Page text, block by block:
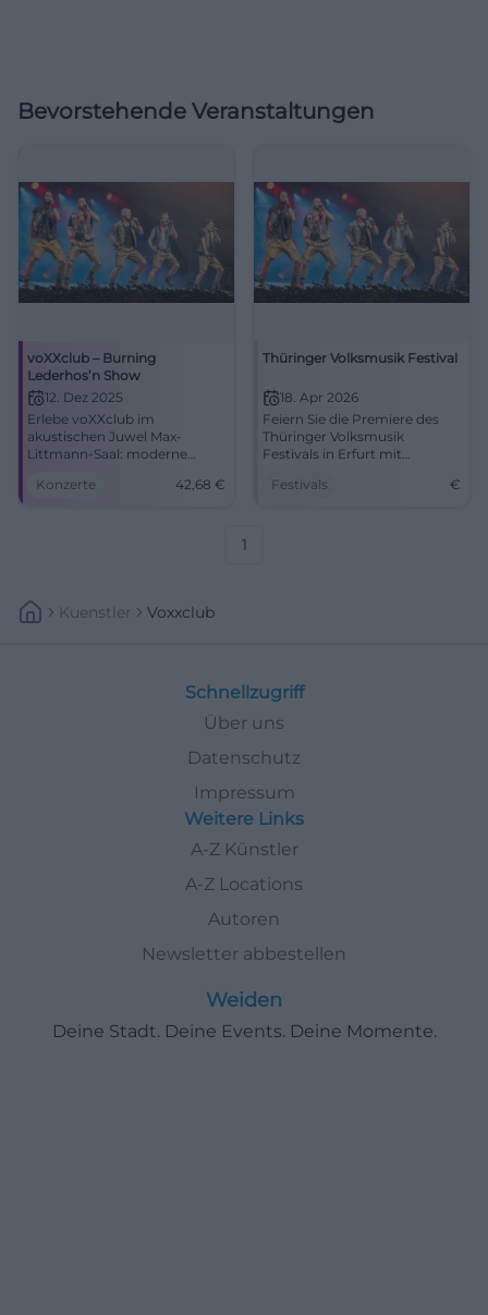
Bevorstehende Veranstaltungen
voXXclub – Burning
Lederhos’n Show
12. Dez 2025
Erlebe voXXclub im
akustischen Juwel Max-
Littmann-Saal: moderne
Mitsing-Momente. Sichere dir
Konzerte 42,68 €
Thüringer Volksmusik Festival
18. Apr 2026
Feiern Sie die Premiere des
Thüringer Volksmusik
Festivals in Erfurt mit
Volksmusikfans!
Festivals €
1
Kuenstler Voxxclub
Schnellzugriff
Über uns
Datenschutz
Impressum
Weitere Links
A-Z Künstler
A-Z Locations
Autoren
Newsletter abbestellen
Weiden
Deine Stadt. Deine Events. Deine Momente.